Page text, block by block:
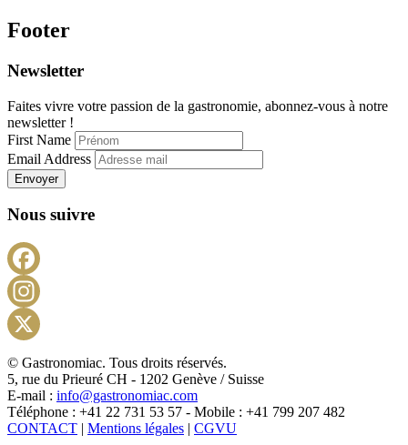
Footer
Newsletter
Faites vivre votre passion de la gastronomie, abonnez-vous à notre
newsletter !
First Name
Email Address
Envoyer
Nous suivre
X
© Gastronomiac. Tous droits réservés.
5, rue du Prieuré CH - 1202 Genève / Suisse
E-mail : info@gastronomiac.com
Téléphone : +41 22 731 53 57 - Mobile : +41 799 207 482
CONTACT | Mentions légales | CGVU